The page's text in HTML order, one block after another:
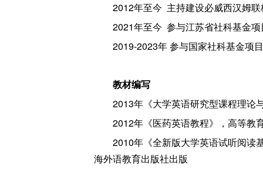
2012年至今 主持建设必威西汉姆
2021年至今 参与江苏省社科基金项
2019-2023年 参与国家社科基金项
教材编写
2013年《大学英语研究型课程理
2012年《医药英语教程》，高等教
2010年《全新版大学英语试听阅读
海外语教育出版社出版